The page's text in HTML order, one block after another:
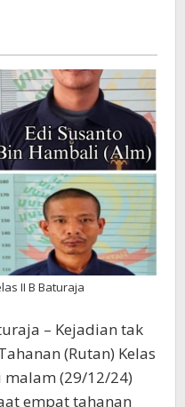
Masih
Diburu,
Satu
Ditangkap
Kembali
II B Baturaja
– Kejadian tak
(Rutan) Kelas
(29/12/24)
empat tahanan